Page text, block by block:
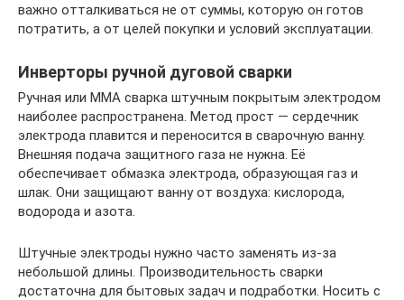
важно отталкиваться не от суммы, которую он готов
потратить, а от целей покупки и условий эксплуатации.
Инверторы ручной дуговой сварки
Ручная или ММА сварка штучным покрытым электродом
наиболее распространена. Метод прост — сердечник
электрода плавится и переносится в сварочную ванну.
Внешняя подача защитного газа не нужна. Её
обеспечивает обмазка электрода, образующая газ и
шлак. Они защищают ванну от воздуха: кислорода,
водорода и азота.
Штучные электроды нужно часто заменять из-за
небольшой длины. Производительность сварки
достаточна для бытовых задач и подработки. Носить с